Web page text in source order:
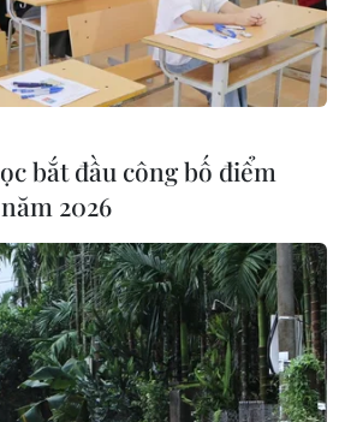
bắt đầu công bố điểm
2026